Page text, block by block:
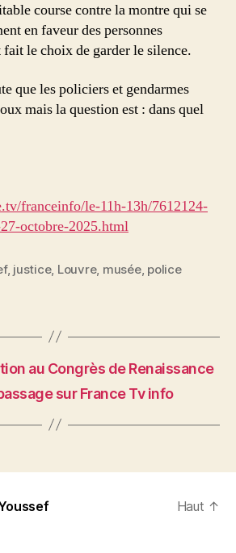
course contre la montre qui se
en faveur des personnes
le choix de garder le silence.
que les policiers et gendarmes
mais la question est : dans quel
franceinfo/le-11h-13h/7612124-
octobre-2025.html
, justice, Louvre, musée, police
au Congrès de Renaissance
sur France Tv info
Haut ↑